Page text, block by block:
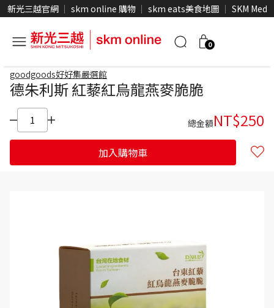
新光三越官網 skm online 購物 skm eats美食地圖 SKM Media
0
goodgoods好好集嚴選館
德朱利斯 紅藜紅烏龍燕麥脆脆
總金額NT$250
加入購物車